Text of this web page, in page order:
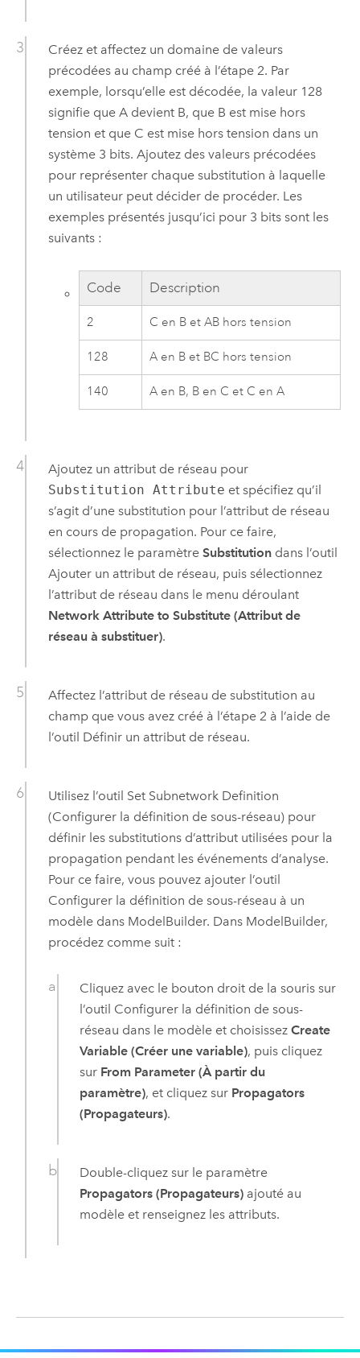
Créez et affectez un domaine de valeurs
précodées au champ créé à l’étape 2. Par
exemple, lorsqu’elle est décodée, la valeur 128
signifie que A devient B, que B est mise hors
tension et que C est mise hors tension dans un
système 3 bits. Ajoutez des valeurs précodées
pour représenter chaque substitution à laquelle
un utilisateur peut décider de procéder. Les
exemples présentés jusqu’ici pour 3 bits sont les
suivants :
Code Description
2 C en B et AB hors tension
128 A en B et BC hors tension
140 A en B, B en C et C en A
Ajoutez un attribut de réseau pour
Substitution Attribute et spécifiez qu’il
s’agit d’une substitution pour l’attribut de réseau
en cours de propagation. Pour ce faire,
sélectionnez le paramètre Substitutiondans l’outil
Ajouter un attribut de réseau, puis sélectionnez
l’attribut de réseau dans le menu déroulant
Network Attribute to Substitute (Attribut de
réseau à substituer).
Affectez l’attribut de réseau de substitution au
champ que vous avez créé à l’étape 2 à l’aide de
l’outil Définir un attribut de réseau.
Utilisez l’outil Set Subnetwork Definition
(Configurer la définition de sous-réseau)pour
définir les substitutions d’attribut utilisées pour la
propagation pendant les événements d’analyse.
Pour ce faire, vous pouvez ajouter l’outil
Configurer la définition de sous-réseau à un
modèle dans ModelBuilder. Dans ModelBuilder,
procédez comme suit :
Cliquez avec le bouton droit de la souris sur
l’outil Configurer la définition de sous-
réseau dans le modèle et choisissezCreate
Variable (Créer une variable), puis cliquez
sur From Parameter (À partir du
paramètre), et cliquez sur Propagators
(Propagateurs).
Double-cliquez sur le paramètre
Propagators (Propagateurs) ajouté au
modèle et renseignez les attributs.